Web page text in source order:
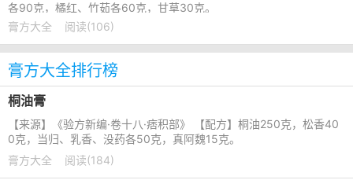
各90克，橘红、竹茹各60克，甘草30克。
膏方大全
阅读(106)
膏方大全排行榜
桐油膏
【来源】《验方新编·卷十八·痞积部》 【配方】桐油250克，松香40
0克，当归、乳香、没药各50克，真阿魏15克。
膏方大全
阅读(184)